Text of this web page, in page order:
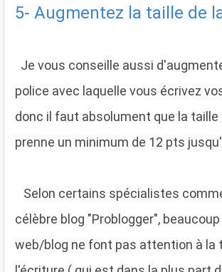
5- Augmentez la taille de
Je vous conseille aussi
police avec laquelle vous écrivez
donc il faut absolument que la taille
prenne un minimum de 12 pts
Selon certains spécialistes
célèbre blog "Problogger",
web/blog ne font pas attention à la